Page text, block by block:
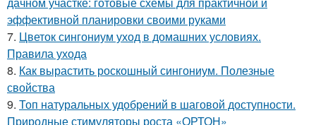
эффективной планировки своими руками
7. Цветок сингониум уход в домашних условиях.
Правила ухода
8. Как вырастить роскошный сингониум. Полезные
свойства
9. Топ натуральных удобрений в шаговой доступности.
Природные стимуляторы роста «ОРТОН»